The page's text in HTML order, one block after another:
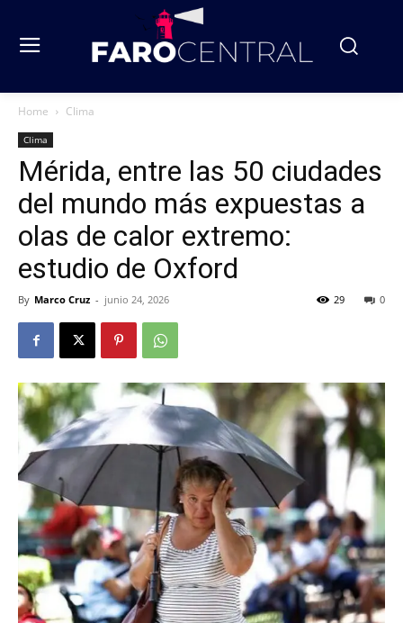
Home Clima
Clima
Mérida, entre las 50 ciudades
del mundo más expuestas a
olas de calor extremo:
estudio de Oxford
By Marco Cruz - junio 24, 2026 0
29